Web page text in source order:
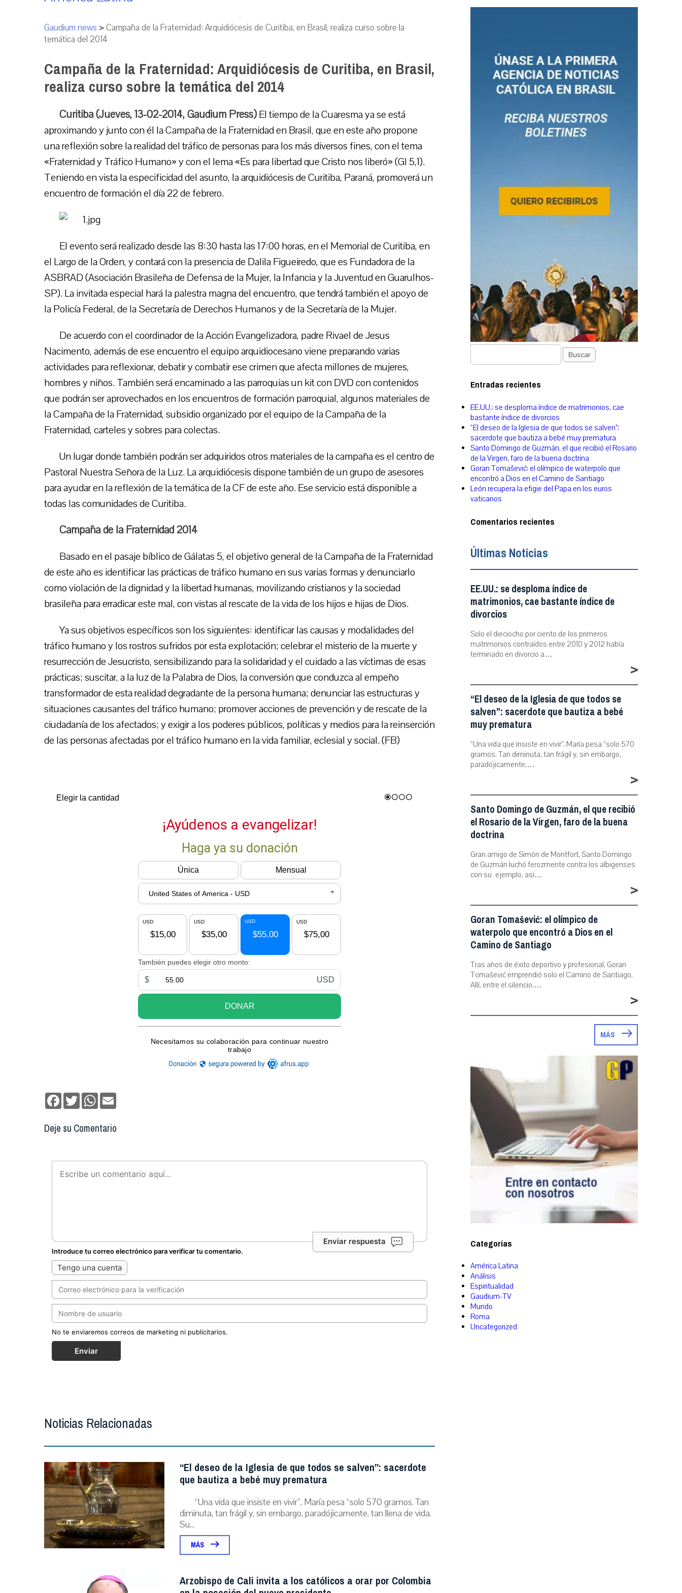
Gaudium news >Campaña de la Fraternidad: Arquidiócesis de Curitiba, en Brasil, realiza curso sobre la
temática del 2014
Campaña de la Fraternidad: Arquidiócesis de Curitiba, en Brasil,
realiza curso sobre la temática del 2014
Curitiba (Jueves, 13-02-2014, Gaudium Press)El tiempo de la Cuaresma ya se está
aproximando y junto con él la Campaña de la Fraternidad en Brasil, que en este año propone
una reflexión sobre la realidad del tráfico de personas para los más diversos fines, con el tema
«Fraternidad y Tráfico Humano» y con el lema «Es para libertad que Cristo nos liberó» (Gl 5,1).
Teniendo en vista la especificidad del asunto, la arquidiócesis de Curitiba, Paraná, promoverá un
encuentro de formación el día 22 de febrero.
El evento será realizado desde las 8:30 hasta las 17:00 horas, en el Memorial de Curitiba, en
el Largo de la Orden, y contará con la presencia de Dalila Figueiredo, que es Fundadora de la
ASBRAD (Asociación Brasileña de Defensa de la Mujer, la Infancia y la Juventud en Guarulhos-
SP). La invitada especial hará la palestra magna del encuentro, que tendrá también el apoyo de
la Policía Federal, de la Secretaría de Derechos Humanos y de la Secretaría de la Mujer.
De acuerdo con el coordinador de la Acción Evangelizadora, padre Rivael de Jesus
Nacimento, además de ese encuentro el equipo arquidiocesano viene preparando varias
actividades para reflexionar, debatir y combatir ese crimen que afecta millones de mujeres,
hombres y niños. También será encaminado a las parroquias un kit con DVD con contenidos
que podrán ser aprovechados en los encuentros de formación parroquial, algunos materiales de
la Campaña de la Fraternidad, subsidio organizado por el equipo de la Campaña de la
Fraternidad, carteles y sobres para colectas.
Un lugar donde también podrán ser adquiridos otros materiales de la campaña es el centro de
Pastoral Nuestra Señora de la Luz. La arquidiócesis dispone también de un grupo de asesores
para ayudar en la reflexión de la temática de la CF de este año. Ese servicio está disponible a
todas las comunidades de Curitiba.
Campaña de la Fraternidad 2014
Basado en el pasaje bíblico de Gálatas 5, el objetivo general de la Campaña de la Fraternidad
de este año es identificar las prácticas de tráfico humano en sus varias formas y denunciarlo
como violación de la dignidad y la libertad humanas, movilizando cristianos y la sociedad
brasileña para erradicar este mal, con vistas al rescate de la vida de los hijos e hijas de Dios.
Ya sus objetivos específicos son los siguientes: identificar las causas y modalidades del
tráfico humano y los rostros sufridos por esta explotación; celebrar el misterio de la muerte y
resurrección de Jesucristo, sensibilizando para la solidaridad y el cuidado a las víctimas de esas
prácticas; suscitar, a la luz de la Palabra de Dios, la conversión que conduzca al empeño
transformador de esta realidad degradante de la persona humana; denunciar las estructuras y
situaciones causantes del tráfico humano; promover acciones de prevención y de rescate de la
ciudadanía de los afectados; y exigir a los poderes públicos, políticas y medios para la reinserción
de las personas afectadas por el tráfico humano en la vida familiar, eclesial y social. (FB)
Facebook
TwitterWhatsApp
Deje su Comentario
Enviar respuesta
Introduce tu correo electrónico para verificar tu comentario.
Tengo una cuenta
No te enviaremos correos de marketing ni publicitarios.
Enviar
Noticias Relacionadas
“El deseo de la Iglesia de que todos se salven”: sacerdote
que bautiza a bebé muy prematura
“Una vida que insiste en vivir”, María pesa “solo 570 gramos. Tan
diminuta, tan frágil y, sin embargo, paradójicamente, tan llena de vida.
Su...
MÁS
Arzobispo de Cali invita a los católicos a orar por Colombia
Buscar
Entradas recientes
EE.UU.: se desploma índice de matrimonios, cae
bastante índice de divorcios
“El deseo de la Iglesia de que todos se salven”:
sacerdote que bautiza a bebé muy prematura
Santo Domingo de Guzmán, el que recibió el Rosario
de la Virgen, faro de la buena doctrina
Goran Tomašević: el olímpico de waterpolo que
encontró a Dios en el Camino de Santiago
León recupera la efigie del Papa en los euros
vaticanos
Comentarios recientes
Últimas Noticias
EE.UU.: se desploma índice de
matrimonios, cae bastante índice de
divorcios
Solo el dieciocho por ciento de los primeros
matrimonios contraídos entre 2010 y 2012 había
terminado en divorcio a…
>
“El deseo de la Iglesia de que todos se
salven”: sacerdote que bautiza a bebé
muy prematura
“Una vida que insiste en vivir”, María pesa “solo 570
gramos. Tan diminuta, tan frágil y, sin embargo,
paradójicamente,…
>
Santo Domingo de Guzmán, el que recibió
el Rosario de la Virgen, faro de la buena
doctrina
Gran amigo de Simón de Montfort, Santo Domingo
de Guzmán luchó ferozmente contra los albigenses
con su ejemplo, así…
>
Goran Tomašević: el olímpico de
waterpolo que encontró a Dios en el
Camino de Santiago
Tras años de éxito deportivo y profesional, Goran
Tomašević emprendió solo el Camino de Santiago.
Allí, entre el silencio,…
>
MÁS
Categorías
América Latina
Análisis
Espiritualidad
Gaudium-TV
Mundo
Roma
Uncategorized